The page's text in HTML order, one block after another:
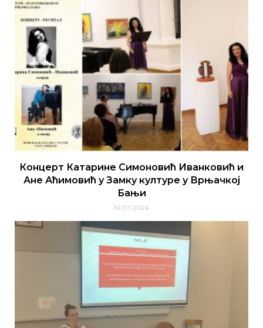
Концерт Катарине Симоновић Иванковић и
Ане Аћимовић у Замку културе у Врњачкој
Бањи
10/07/2026